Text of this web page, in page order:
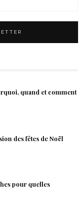
quand et comment
des fêtes de Noël
pour quelles